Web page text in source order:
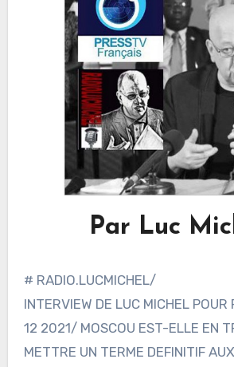
Par Luc
# RADIO.LUCMICHEL/
INTERVIEW DE LUC MICHEL POUR
12 2021/ MOSCOU EST-ELLE EN
METTRE UN TERME DEFINITIF